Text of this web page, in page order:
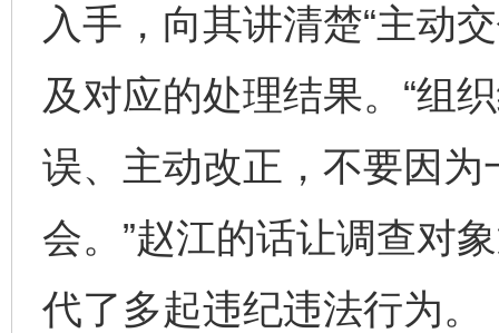
入手，向其讲清楚“主动
及对应的处理结果。“组
误、主动改正，不要因
会。”赵江的话让调查对
代了多起违纪违法行为。